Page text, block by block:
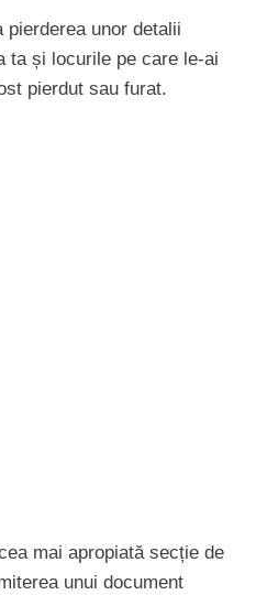
unor detalii
ta și locurile pe care le-ai
pierdut sau furat.
mai apropiată secție de
unui document